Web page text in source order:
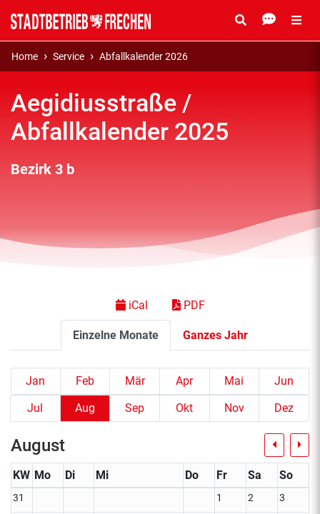
Home Service Abfallkalender 2026
Aegidiusstraße /
Abfallkalender 2025
Bezirk 3 b
Einzelne Monate Ganzes Jahr
iCal PDF
Jan Feb Mär Apr Mai
Jun
Jul
Aug Sep Okt Nov Dez
August
KW Mo Di Mi Do Fr Sa So
31 1 2 3